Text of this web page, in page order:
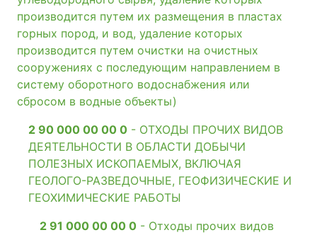
производится путем их размещения в пластах
горных пород, и вод, удаление которых
производится путем очистки на очистных
сооружениях с последующим направлением в
систему оборотного водоснабжения или
сбросом в водные объекты)
2 90 000 00 00 0 - ОТХОДЫ ПРОЧИХ ВИДОВ
ДЕЯТЕЛЬНОСТИ В ОБЛАСТИ ДОБЫЧИ
ПОЛЕЗНЫХ ИСКОПАЕМЫХ, ВКЛЮЧАЯ
ГЕОЛОГО-РАЗВЕДОЧНЫЕ, ГЕОФИЗИЧЕСКИЕ И
ГЕОХИМИЧЕСКИЕ РАБОТЫ
2 91 000 00 00 0 - Отходы прочих видов